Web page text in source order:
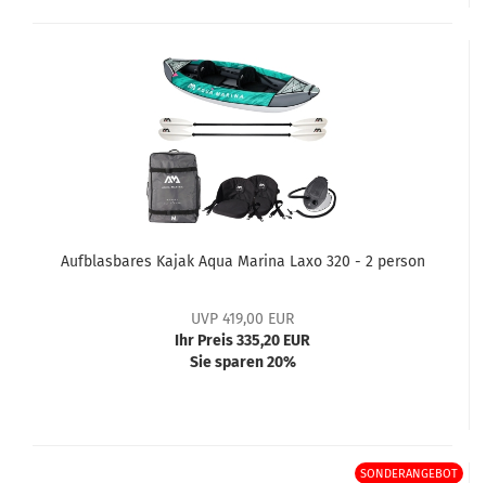
Aufblasbares Kajak Aqua Marina Laxo 320 - 2 person
UVP 419,00 EUR
Ihr Preis 335,20 EUR
Sie sparen 20%
SONDERANGEBOT